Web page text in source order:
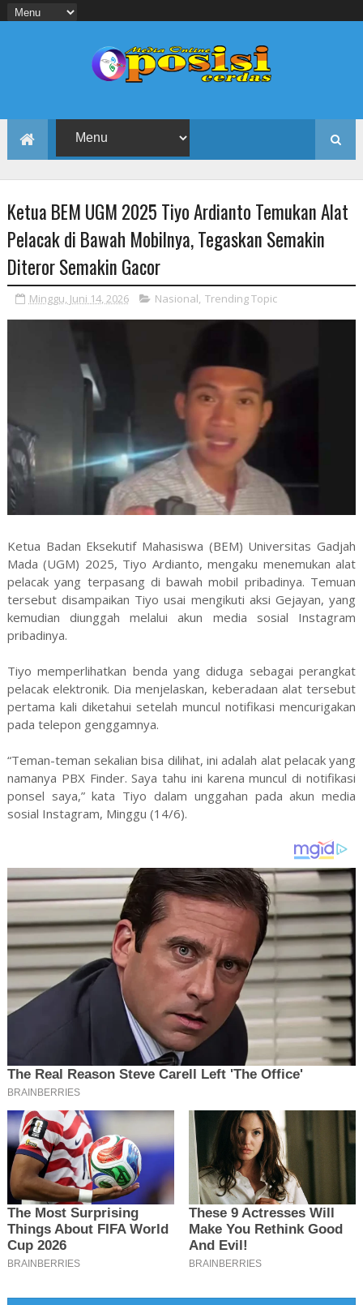
Ketua BEM UGM 2025 Tiyo Ardianto Temukan Alat
Pelacak di Bawah Mobilnya, Tegaskan Semakin
Diteror Semakin Gacor
Minggu, Juni 14, 2026 Nasional, Trending Topic
Ketua Badan Eksekutif Mahasiswa (BEM) Universitas Gadjah
Mada (UGM) 2025, Tiyo Ardianto, mengaku menemukan alat
pelacak yang terpasang di bawah mobil pribadinya. Temuan
tersebut disampaikan Tiyo usai mengikuti aksi Gejayan, yang
kemudian diunggah melalui akun media sosial Instagram
pribadinya.
Tiyo memperlihatkan benda yang diduga sebagai perangkat
pelacak elektronik. Dia menjelaskan, keberadaan alat tersebut
pertama kali diketahui setelah muncul notifikasi mencurigakan
pada telepon genggamnya.
“Teman-teman sekalian bisa dilihat, ini adalah alat pelacak yang
namanya PBX Finder. Saya tahu ini karena muncul di notifikasi
ponsel saya,” kata Tiyo dalam unggahan pada akun media
sosial Instagram, Minggu (14/6).